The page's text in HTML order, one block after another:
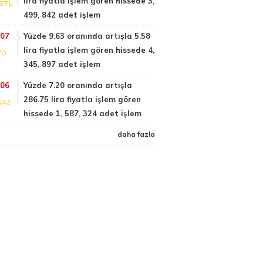
499, 842 adet işlem
Yüzde 9.63 oranında artışla 5.58
lira fiyatla işlem gören hissede 4,
345, 897 adet işlem
Yüzde 7.20 oranında artışla
286.75 lira fiyatla işlem gören
hissede 1, 587, 324 adet işlem
daha fazla